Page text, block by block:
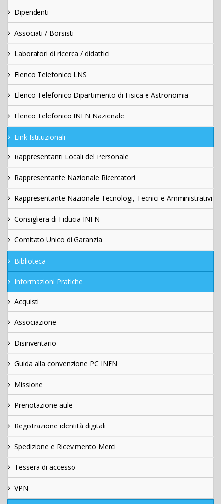
Dipendenti
Associati / Borsisti
Laboratori di ricerca / didattici
Elenco Telefonico LNS
Elenco Telefonico Dipartimento di Fisica e Astronomia
Elenco Telefonico INFN Nazionale
Link Istituzionali
Rappresentanti Locali del Personale
Rappresentante Nazionale Ricercatori
Rappresentante Nazionale Tecnologi, Tecnici e Amministrativi
Consigliera di Fiducia INFN
Comitato Unico di Garanzia
Biblioteca
Informazioni Pratiche
Acquisti
Associazione
Disinventario
Guida alla convenzione PC INFN
Missione
Prenotazione aule
Registrazione identità digitali
Spedizione e Ricevimento Merci
Tessera di accesso
VPN